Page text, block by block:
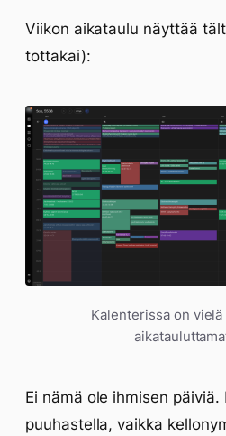
Viikon aikataulu näyttää
tottakai):
Kalenterissa on vielä
Ei nämä ole ihmisen
puuhastella, vaikka